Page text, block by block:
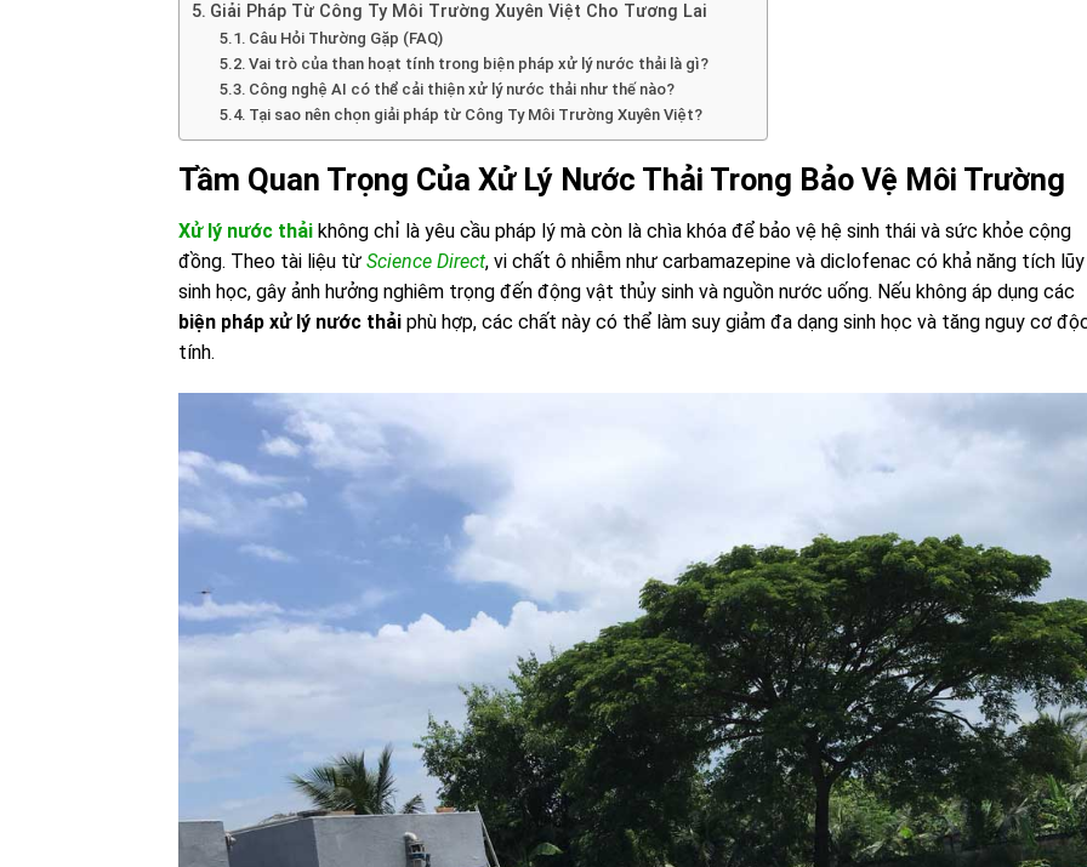
Giải Pháp Từ Công Ty Môi Trường Xuyên Việt Cho Tương Lai
Câu Hỏi Thường Gặp (FAQ)
Vai trò của than hoạt tính trong biện pháp xử lý nước thải là gì?
Công nghệ AI có thể cải thiện xử lý nước thải như thế nào?
Tại sao nên chọn giải pháp từ Công Ty Môi Trường Xuyên Việt?
Tầm Quan Trọng Của Xử Lý Nước Thải Trong Bảo Vệ Môi Trường
Xử lý nước thải không chỉ là yêu cầu pháp lý mà còn là chìa khóa để bảo vệ hệ sinh thái và sức khỏe cộng
đồng. Theo tài liệu từ Science Direct, vi chất ô nhiễm như carbamazepine và diclofenac có khả năng tích lũy
sinh học, gây ảnh hưởng nghiêm trọng đến động vật thủy sinh và nguồn nước uống. Nếu không áp dụng các
biện pháp xử lý nước thải phù hợp, các chất này có thể làm suy giảm đa dạng sinh học và tăng nguy cơ
tính.